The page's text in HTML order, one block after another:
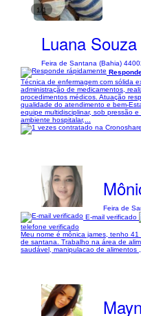
1/1
Luana
Feira de Santana (Bahia)
Técnica de enfermagem com sólida
administração de medicamentos,
procedimentos médicos. Atuação
qualidade do atendimento e bem-
equipe multidisciplinar, sob pressão
ambiente hospitalar,...
Feira de
E-mail verificado
telefone verificado
Meu nome é mônica james, tenho
de santana. Trabalho na área de
saudável, manipulacao de alimentos